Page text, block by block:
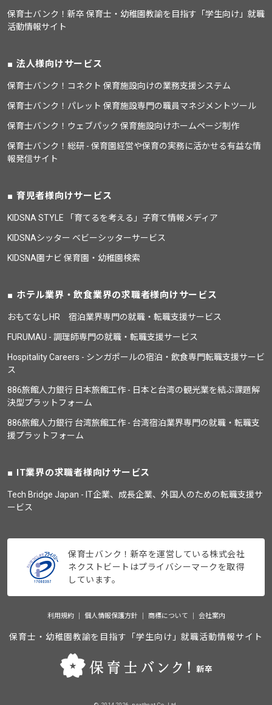
保育士バンク！新卒 保育士・幼稚園教諭を目指す「学生向け」就職
活動情報サイト
法人様向けサービス
保育士バンク！コネクト 保育施設向けの業務支援システム
保育士バンク！パレット 保育施設専門の職員マネジメントツール
保育士バンク！ウェブパック 保育施設向けホームページ制作
保育士バンク！総研 - 保育園経営や保育の実務に活かせる有益な情
報発信サイト
育児者様向けサービス
KIDSNA STYLE 「育てるを考える」子育て情報メディア
KIDSNAシッター ベビーシッターサービス
KIDSNA園ナビ 保育園・幼稚園検索
ホテル業界・飲食業界の求職者様向けサービス
おもてなしHR 宿泊業界専門の就職・転職支援サービス
FURUMAU - 調理師専門の就職・転職支援サービス
Hospitality Careers - シンガポールの宿泊・飲食専門転職支援サービ
ス
886旅館人力銀行 日本旅館工作 - 日本と台湾の観光業を結ぶ課題解
決型プラットフォーム
886旅館人力銀行 台湾旅館工作 - 台湾宿泊業界専門の就職・転職支
援プラットフォーム
IT業界の求職者様向けサービス
Tech Bridge Japan - IT企業、成長企業、外国人のための転職支援サ
ービス
保育士バンク！新卒を運営している株式会社
ネクストビートはプライバシーマークを取得
しています。
利用規約 個人情報保護方針 商標について 会社案内
保育士・幼稚園教諭を目指す「学生向け」就職活動情報サイト